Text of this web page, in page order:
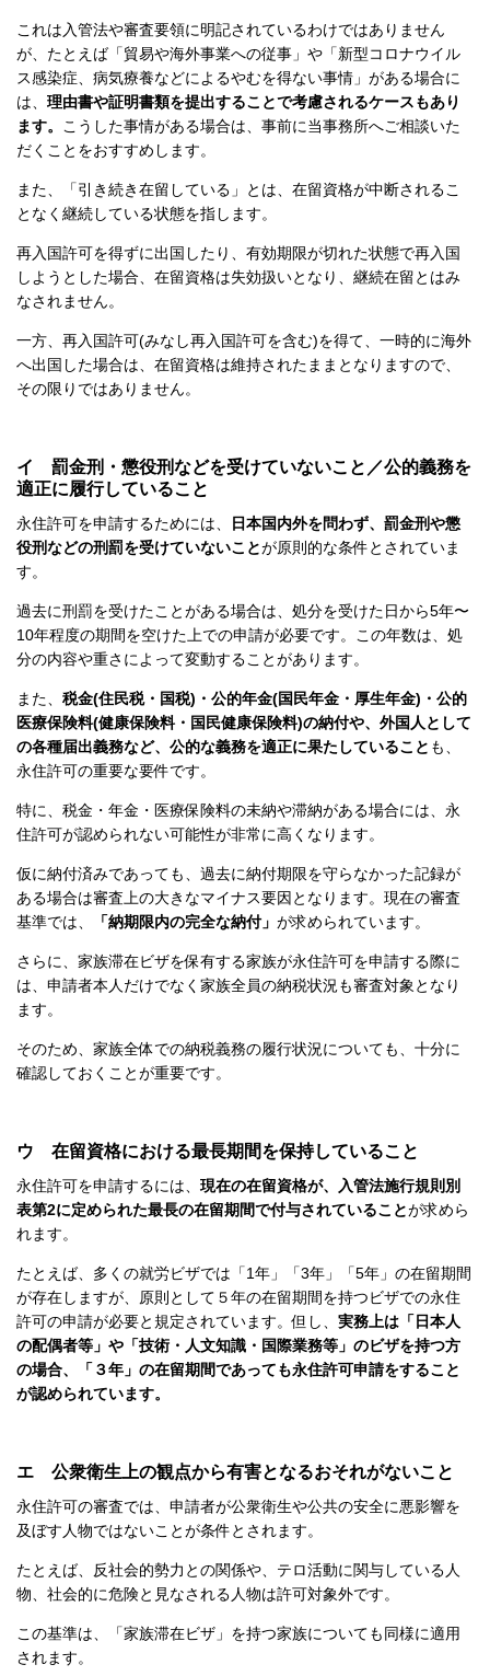
これは入管法や審査要領に明記されているわけではありません
が、たとえば「貿易や海外事業への従事」や「新型コロナウイル
ス感染症、病気療養などによるやむを得ない事情」がある場合に
は、 理由書や証明書類を提出することで考慮されるケースもあり
ます。
こうした事情がある場合は、事前に当事務所へご相談いた
だくことをおすすめします。
また、「引き続き在留している」とは、在留資格が中断されるこ
となく継続している状態を指します。
再入国許可を得ずに出国したり、有効期限が切れた状態で再入国
しようとした場合、在留資格は失効扱いとなり、継続在留とはみ
なされません。
一方、再入国許可(みなし再入国許可を含む)を得て、一時的に海外
へ出国した場合は、在留資格は維持されたままとなりますので、
その限りではありません。
イ 罰金刑・懲役刑などを受けていないこと／公的義務を
適正に履行していること
永住許可を申請するためには、
日本国内外を問わず、罰金刑や懲
役刑などの刑罰を受けていないことが原則的な条件とされていま
す。
過去に刑罰を受けたことがある場合は、処分を受けた日から5年〜
10年程度の期間を空けた上での申請が必要です。この年数は、処
分の内容や重さによって変動することがあります。
また、 税金(住民税・国税)・公的年金(国民年金・厚生年金)・公的
医療保険料(健康保険料・国民健康保険料)の納付や、外国人として
の各種届出義務など、公的な義務を適正に果たしていること も、
永住許可の重要な要件です。
特に、税金・年金・医療保険料の未納や滞納がある場合には、永
住許可が認められない可能性が非常に高くなります。
仮に納付済みであっても、過去に納付期限を守らなかった記録が
ある場合は審査上の大きなマイナス要因となります。現在の審査
基準では、
「納期限内の完全な納付」 が求められています。
さらに、家族滞在ビザを保有する家族が永住許可を申請する際に
は、申請者本人だけでなく家族全員の納税状況も審査対象となり
ます。
そのため、家族全体での納税義務の履行状況についても、十分に
確認しておくことが重要です。
ウ 在留資格における最長期間を保持していること
永住許可を申請するには、 現在の在留資格が、入管法施行規則別
表第2に定められた最長の在留期間で付与されていることが求めら
れます。
たとえば、多くの就労ビザでは「1年」「3年」「5年」の在留期間
が存在しますが、原則として５年の在留期間を持つビザでの永住
許可の申請が必要と規定されています。但し、 実務上は「日本人
の配偶者等」や「技術・人文知識・国際業務等」のビザを持つ方
の場合、「３年」の在留期間であっても永住許可申請をすること
が認められています。
エ 公衆衛生上の観点から有害となるおそれがないこと
永住許可の審査では、申請者が公衆衛生や公共の安全に悪影響を
及ぼす人物ではないことが条件とされます。
たとえば、反社会的勢力との関係や、テロ活動に関与している人
物、社会的に危険と見なされる人物は許可対象外です。
この基準は、「家族滞在ビザ」を持つ家族についても同様に適用
されます。